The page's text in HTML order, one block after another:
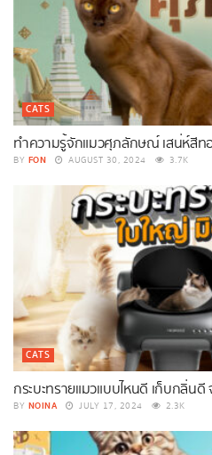
CATS
ทำความรู้จักแมวศุภลักษณ์ เสน่ห์สี
BY FON AUGUST 30, 2024 3.7K
CATS
กระบะทรายแมวแบบไหนดี เก็บกลิ่น
BY NOINA JULY 17, 2024 2.3K